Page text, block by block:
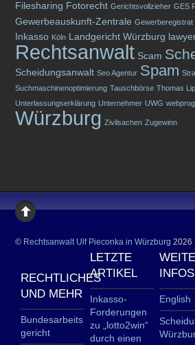
Filesharing Fotorecht Gerichtsvollzieher GES
Gewerbeauskunft-Zentrale Gewerberegistrat
Inkasso Köln Landgericht Würzburg
Rechtsanwalt Scam
Scheidungsanwalt Seo Agentur Spam
Suchmaschinenoptimierung Tauschbörse Thomas
Unterlassungserklärung Unternehmer UWG
Würzburg Zivilsachen Zugewinn
© Rechtsanwalt Ulf Pieconka in Würzburg 2026
RECHTLICHES
UND MEHR
Bundesarbeits
gericht
LETZTE
ARTIKEL
Inkasso-
Forderungen
zu „lotto2win“
durch einen
INFOS
English